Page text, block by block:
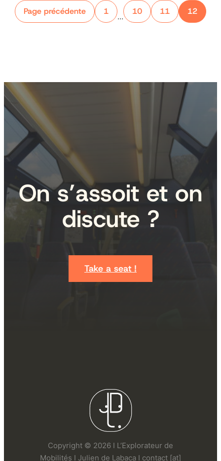
Page précédente 1
…
10 11 12
On s’assoit et on
discute ?
Take a seat !
Copyright © 2026 I L’Explorateur de
Mobilités I Julien de Labaca I contact [at]